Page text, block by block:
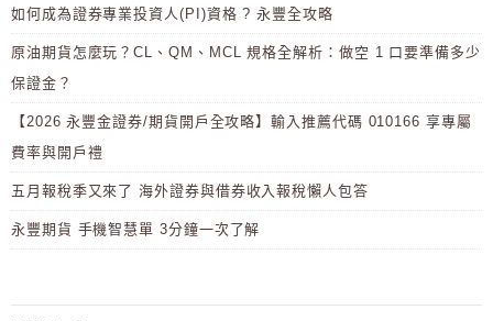
如何成為證券專業投資人(PI)資格 ? 永豐全攻略
原油期貨怎麼玩？CL、QM、MCL 規格全解析：做空 1 口要準備多少
保證金？
【2026 永豐金證券/期貨開戶全攻略】輸入推薦代碼 010166 享專屬
費率與開戶禮
五月報稅季又來了 海外證券與借券收入報稅懶人包答
永豐期貨 手機智慧單 3分鐘一次了解